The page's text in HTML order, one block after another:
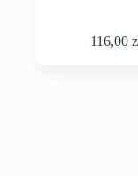
116,00